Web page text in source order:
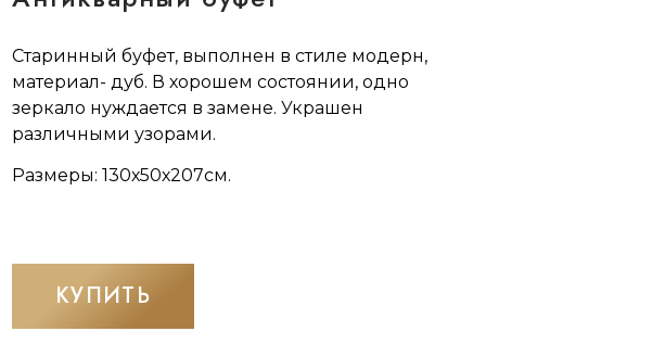
Старинный буфет, выполнен в стиле модерн,
материал- дуб. В хорошем состоянии, одно
зеркало нуждается в замене. Украшен
различными узорами.
Размеры: 130х50х207см.
КУПИТЬ